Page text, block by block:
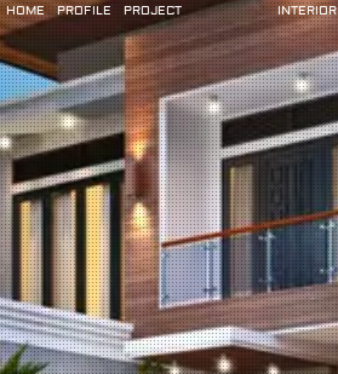
HOME PROFILE PROJECT INTERIOR